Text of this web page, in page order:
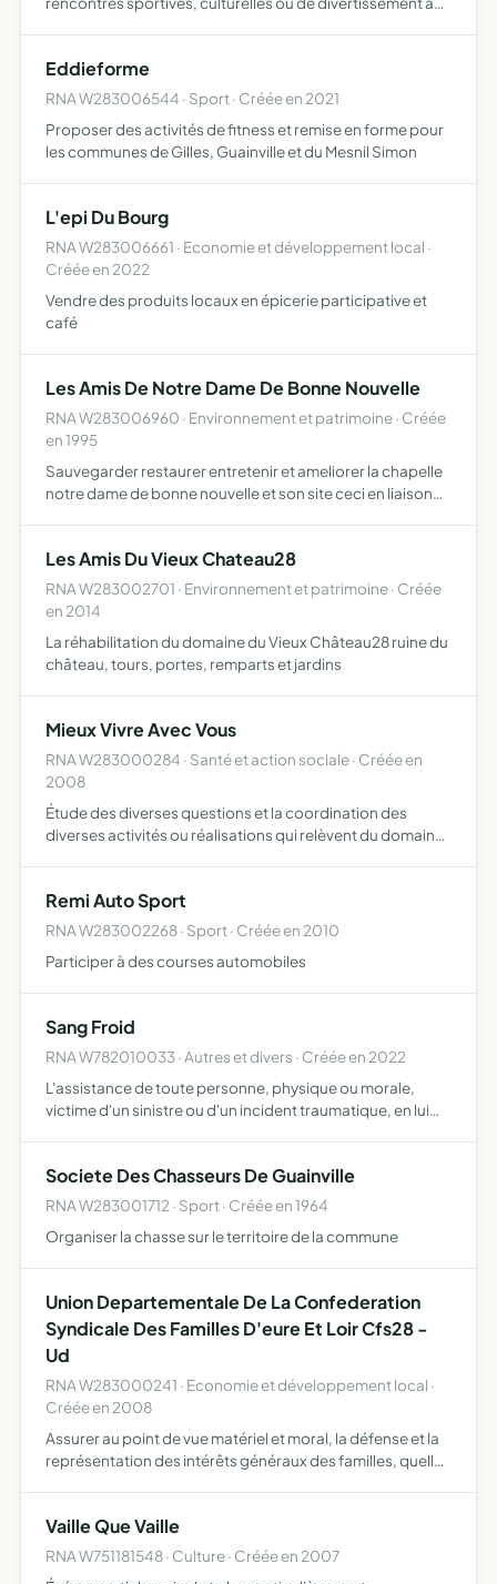
Eddieforme
RNA W283006544 · Sport · Créée en 2021
Proposer des activités de fitness et remise en forme pour
les communes de Gilles, Guainville et du Mesnil Simon
L'epi Du Bourg
RNA W283006661 · Economie et développement local ·
Créée en 2022
Vendre des produits locaux en épicerie participative et
café
Les Amis De Notre Dame De Bonne Nouvelle
RNA W283006960 · Environnement et patrimoine · Créée
en 1995
Sauvegarder restaurer entretenir et ameliorer la chapelle
notre dame de bonne nouvelle et son site ceci en liaison
Les Amis Du Vieux Chateau28
RNA W283002701 · Environnement et patrimoine · Créée
en 2014
La réhabilitation du domaine du Vieux Château28 ruine du
château, tours, portes, remparts et jardins
Mieux Vivre Avec Vous
RNA W283000284 · Santé et action sociale · Créée en
2008
Étude des diverses questions et la coordination des
diverses activités ou réalisations qui relèvent du domaine
Remi Auto Sport
RNA W283002268 · Sport · Créée en 2010
Participer à des courses automobiles
Sang Froid
RNA W782010033 · Autres et divers · Créée en 2022
L'assistance de toute personne, physique ou morale,
victime d'un sinistre ou d'un incident traumatique, en lui
par…
Societe Des Chasseurs De Guainville
RNA W283001712 · Sport · Créée en 1964
Organiser la chasse sur le territoire de la commune
Union Departementale De La Confederation
Syndicale Des Familles D'eure Et Loir Cfs28 -
Ud
RNA W283000241 · Economie et développement local ·
Créée en 2008
Assurer au point de vue matériel et moral, la défense et la
représentation des intérêts généraux des familles, quelle
Vaille Que Vaille
RNA W751181548 · Culture · Créée en 2007